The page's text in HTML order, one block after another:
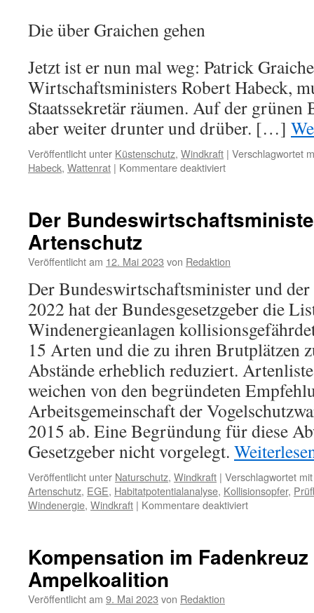
Die über Graichen gehen
Jetzt ist er nun mal weg: Patrick
Wirtschaftsministers Robert Habeck,
Staatssekretär räumen. Auf der grünen
aber weiter drunter und drüber. […]
Veröffentlicht unter Küstenschutz, Windkraft | Verschlagwortet
Habeck, Wattenrat | Kommentare deaktiviertfür
isser
Der
Artenschutz
Veröffentlicht am 12. Mai 2023 von Redaktion
Der Bundeswirtschaftsminister und
2022 hat der Bundesgesetzgeber die
Windenergieanlagen
15 Arten und die zu ihren Brutplätzen
Abstände erheblich reduziert.
weichen von den begründeten
Arbeitsgemeinschaft der
2015 ab. Eine Begründung für diese
Gesetzgeber nicht vorgelegt.
Veröffentlicht unter Naturschutz, Windkraft | Verschlagwortet mit
Artenschutz, EGE, Habitatpotentialanalyse, Kollisionsopfer,
Windenergie, Windkraft | Kommentare deaktiviertfür
der
Kompensation im
Ampelkoalition
Veröffentlicht am 9. Mai 2023 von Redaktion